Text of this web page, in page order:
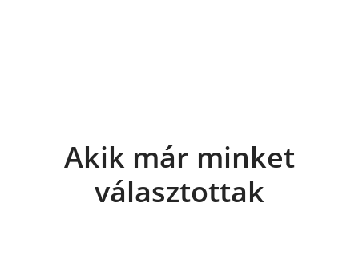
Akik már minket
választottak